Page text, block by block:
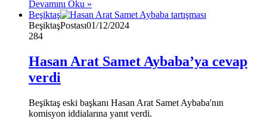
Devamını Oku »
Beşiktaş
BeşiktaşPostası01/12/2024
284
Hasan Arat Samet Aybaba’ya cevap
verdi
Beşiktaş eski başkanı Hasan Arat Samet Aybaba'nın
komisyon iddialarına yanıt verdi.